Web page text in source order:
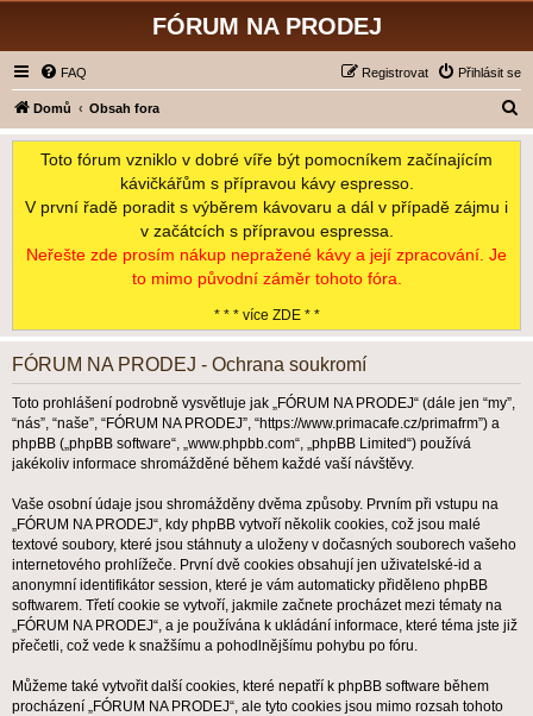
FÓRUM NA PRODEJ
FAQ Přihlásit se
Registrovat
Domů Obsah fora
l
Toto fórum vzniklo v dobré víře být pomocníkem začínajícím
kávičkářům s přípravou kávy espresso.
V první řadě poradit s výběrem kávovaru a dál v případě zájmu i
v začátcích s přípravou espressa.
Neřešte zde prosím nákup nepražené kávy a její zpracování. Je
to mimo původní záměr tohoto fóra.
* * * více ZDE * *
FÓRUM NA PRODEJ - Ochrana soukromí
Toto prohlášení podrobně vysvětluje jak „FÓRUM NA PRODEJ“ (dále jen “my”,
“nás”, “naše”, “FÓRUM NA PRODEJ”, “https://www.primacafe.cz/primafrm”) a
phpBB („phpBB software“, „www.phpbb.com“, „phpBB Limited“) používá
jakékoliv informace shromážděné během každé vaší návštěvy.
Vaše osobní údaje jsou shromážděny dvěma způsoby. Prvním při vstupu na
„FÓRUM NA PRODEJ“, kdy phpBB vytvoří několik cookies, což jsou malé
textové soubory, které jsou stáhnuty a uloženy v dočasných souborech vašeho
internetového prohlížeče. První dvě cookies obsahují jen uživatelské-id a
anonymní identifikátor session, které je vám automaticky přiděleno phpBB
softwarem. Třetí cookie se vytvoří, jakmile začnete procházet mezi tématy na
„FÓRUM NA PRODEJ“, a je používána k ukládání informace, které téma jste již
přečetli, což vede k snažšímu a pohodlnějšímu pohybu po fóru.
Můžeme také vytvořit další cookies, které nepatří k phpBB software během
procházení „FÓRUM NA PRODEJ“, ale tyto cookies jsou mimo rozsah tohoto